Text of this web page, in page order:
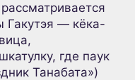
Гакутэя — кёка-
где паук
Танабата»)